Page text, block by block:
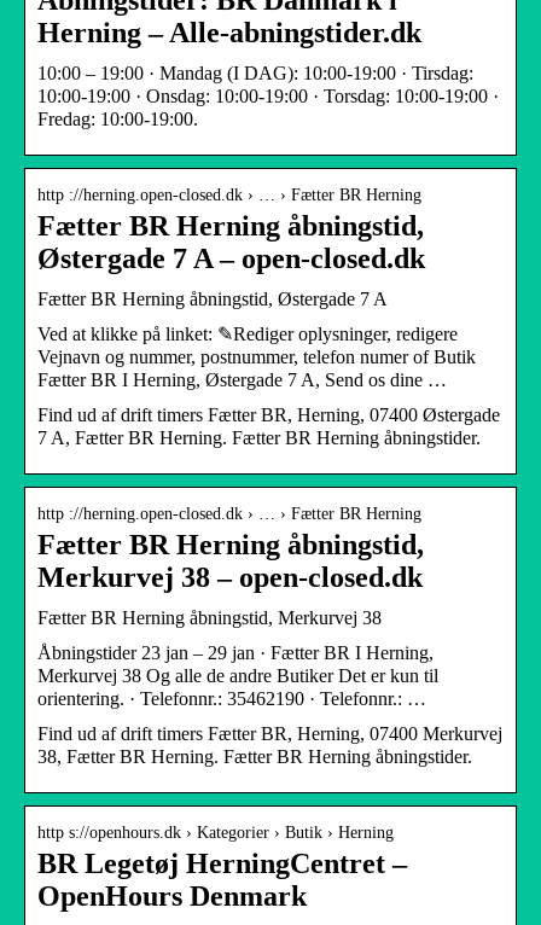
Herning – Alle-abningstider.dk
10:00 – 19:00 · Mandag (I DAG): 10:00-19:00 · Tirsdag:
10:00-19:00 · Onsdag: 10:00-19:00 · Torsdag: 10:00-19:00 ·
Fredag: 10:00-19:00.
http ://herning.open-closed.dk › … › Fætter BR Herning
Fætter BR Herning åbningstid,
Østergade 7 A – open-closed.dk
Fætter BR Herning åbningstid, Østergade 7 A
Ved at klikke på linket: ✎Rediger oplysninger, redigere
Vejnavn og nummer, postnummer, telefon numer of Butik
Fætter BR I Herning, Østergade 7 A, Send os dine …
Find ud af drift timers Fætter BR, Herning, 07400 Østergade
7 A, Fætter BR Herning. Fætter BR Herning åbningstider.
http ://herning.open-closed.dk › … › Fætter BR Herning
Fætter BR Herning åbningstid,
Merkurvej 38 – open-closed.dk
Fætter BR Herning åbningstid, Merkurvej 38
Åbningstider 23 jan – 29 jan · Fætter BR I Herning,
Merkurvej 38 Og alle de andre Butiker Det er kun til
orientering. · Telefonnr.: 35462190 · Telefonnr.: …
Find ud af drift timers Fætter BR, Herning, 07400 Merkurvej
38, Fætter BR Herning. Fætter BR Herning åbningstider.
http s://openhours.dk › Kategorier › Butik › Herning
BR Legetøj HerningCentret –
OpenHours Denmark